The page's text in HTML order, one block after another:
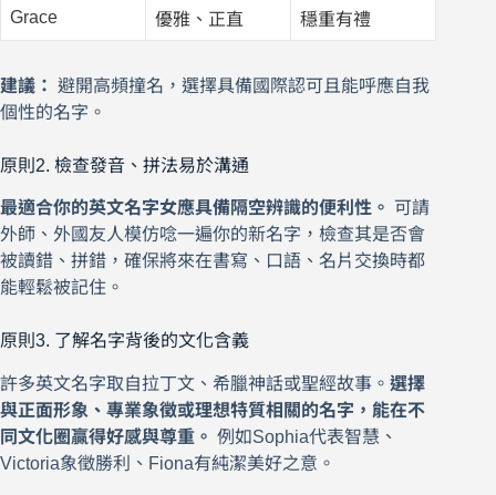
Grace 優雅、正直 穩重有禮
建議： 避開高頻撞名，選擇具備國際認可且能呼應自我
個性的名字。
原則2. 檢查發音、拼法易於溝通
最適合你的英文名字女應具備隔空辨識的便利性。
可請
外師、外國友人模仿唸一遍你的新名字，檢查其是否會
被讀錯、拼錯，確保將來在書寫、口語、名片交換時都
能輕鬆被記住。
原則3. 了解名字背後的文化含義
許多英文名字取自拉丁文、希臘神話或聖經故事。 選擇
與正面形象、專業象徵或理想特質相關的名字，能在不
同文化圈贏得好感與尊重。 例如Sophia代表智慧、
Victoria象徵勝利、Fiona有純潔美好之意。